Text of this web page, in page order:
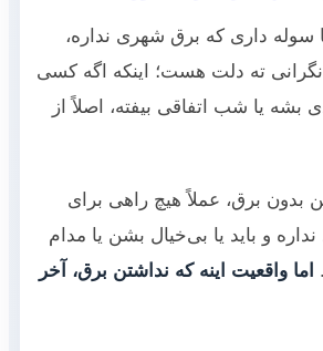
سوله داری که برق شهری نداره،
نگرانی ته دلت هست؛ اینکه اگه کسی
بشه یا شب اتفاقی بیفته، اصلاً از
بدون برق، عملاً هیچ راهی برای
و باید یا بی‌خیال بشن یا مدام
اما واقعیت اینه که نداشتن برق، آخر